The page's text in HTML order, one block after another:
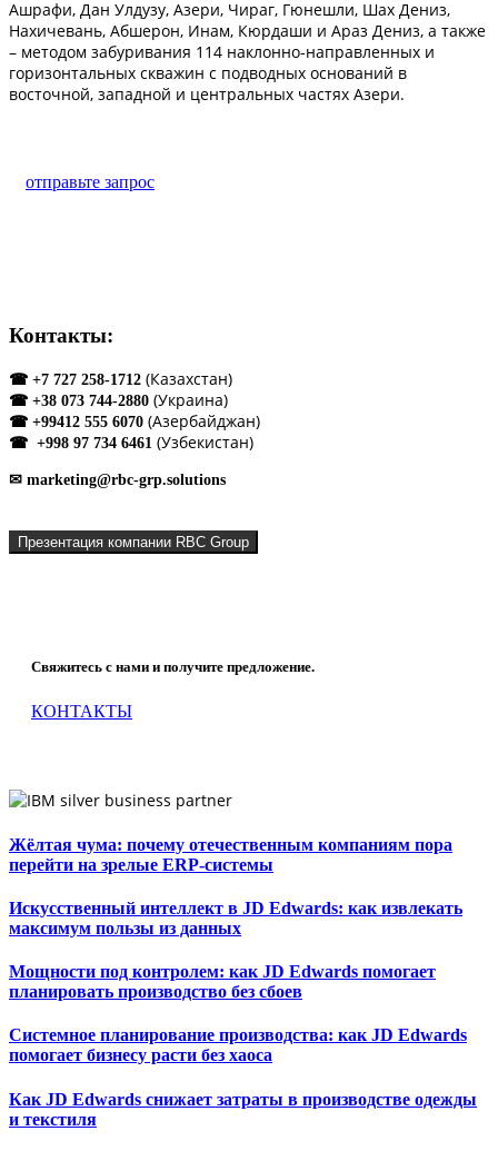
Ашрафи, Дан Улдузу, Азери, Чираг, Гюнешли, Шах Дениз,
Нахичевань, Абшерон, Инам, Кюрдаши и Араз Дениз, а также
– методом забуривания 114 наклонно-направленных и
горизонтальных скважин с подводных оснований в
восточной, западной и центральных частях Азери.
отправьте запрос
Контакты:
☎ +7 727 258-1712 (Казахстан)
☎ +38 073 744-2880 (Украина)
☎ +99412 555 6070 (Азербайджан)
☎ +998 97 734 6461 (Узбекистан)
✉ marketing@rbc-grp.solutions
Презентация компании RBC Group
Свяжитесь с нами и получите предложение.
КОНТАКТЫ
Жёлтая чума: почему отечественным компаниям пора
перейти на зрелые ERP-системы
Искусственный интеллект в JD Edwards: как извлекать
максимум пользы из данных
Мощности под контролем: как JD Edwards помогает
планировать производство без сбоев
Системное планирование производства: как JD Edwards
помогает бизнесу расти без хаоса
Как JD Edwards снижает затраты в производстве одежды
и текстиля